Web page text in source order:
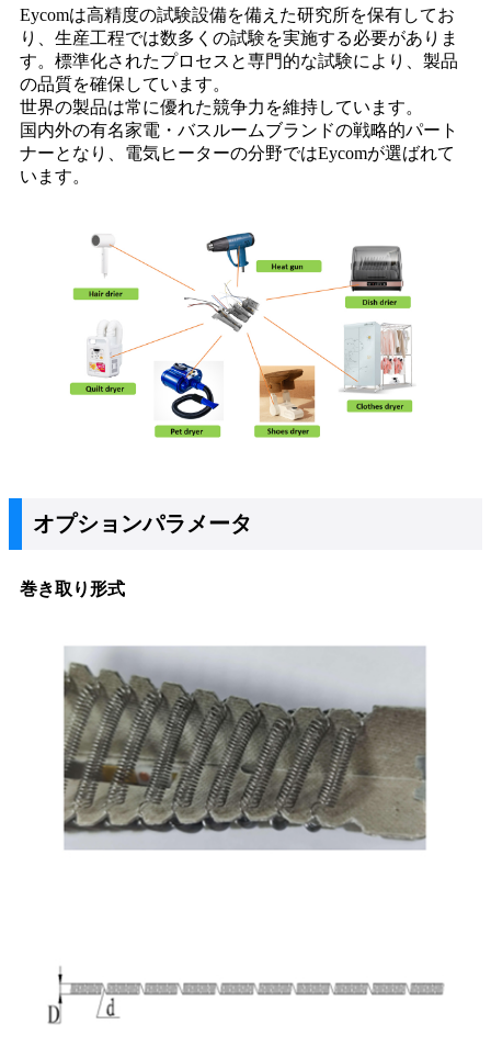
Eycomは高精度の試験設備を備えた研究所を保有してお
り、生産工程では数多くの試験を実施する必要がありま
す。標準化されたプロセスと専門的な試験により、製品
の品質を確保しています。
世界の製品は常に優れた競争力を維持しています。
国内外の有名家電・バスルームブランドの戦略的パート
ナーとなり、電気ヒーターの分野ではEycomが選ばれて
います。
オプションパラメータ
巻き取り形式